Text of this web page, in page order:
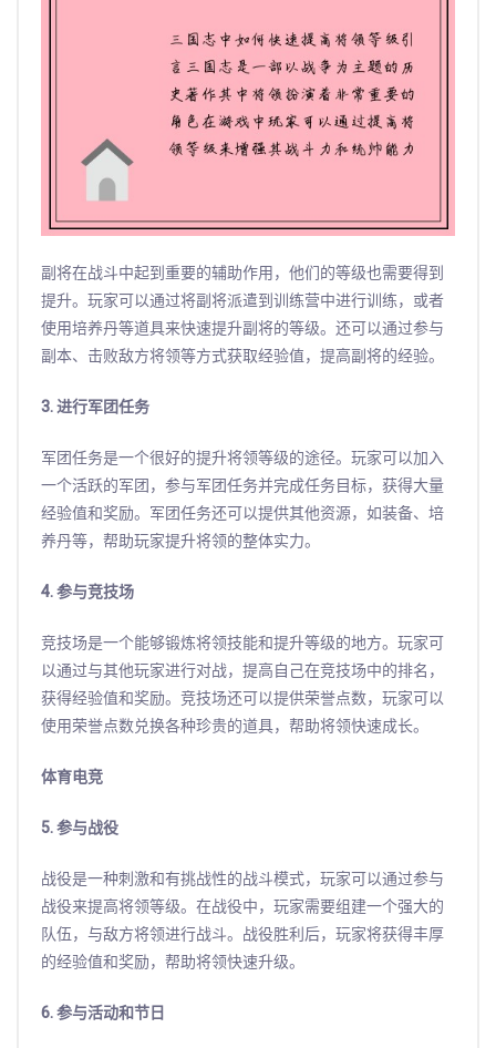
副将在战斗中起到重要的辅助作用，他们的等级也需要得到
提升。玩家可以通过将副将派遣到训练营中进行训练，或者
使用培养丹等道具来快速提升副将的等级。还可以通过参与
副本、击败敌方将领等方式获取经验值，提高副将的经验。
3. 进行军团任务
军团任务是一个很好的提升将领等级的途径。玩家可以加入
一个活跃的军团，参与军团任务并完成任务目标，获得大量
经验值和奖励。军团任务还可以提供其他资源，如装备、培
养丹等，帮助玩家提升将领的整体实力。
4. 参与竞技场
竞技场是一个能够锻炼将领技能和提升等级的地方。玩家可
以通过与其他玩家进行对战，提高自己在竞技场中的排名，
获得经验值和奖励。竞技场还可以提供荣誉点数，玩家可以
使用荣誉点数兑换各种珍贵的道具，帮助将领快速成长。
体育电竞
5. 参与战役
战役是一种刺激和有挑战性的战斗模式，玩家可以通过参与
战役来提高将领等级。在战役中，玩家需要组建一个强大的
队伍，与敌方将领进行战斗。战役胜利后，玩家将获得丰厚
的经验值和奖励，帮助将领快速升级。
6. 参与活动和节日